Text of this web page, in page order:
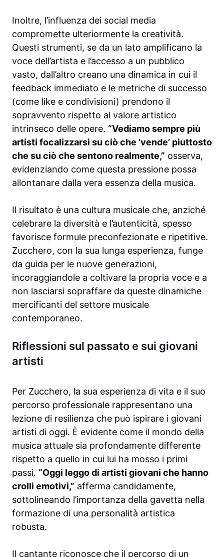
Inoltre, l’influenza dei social media
compromette ulteriormente la creatività.
Questi strumenti, se da un lato amplificano la
voce dell’artista e l’accesso a un pubblico
vasto, dall’altro creano una dinamica in cui il
feedback immediato e le metriche di successo
(come like e condivisioni) prendono il
sopravvento rispetto al valore artistico
intrinseco delle opere. “Vediamo sempre più
artisti focalizzarsi su ciò che ‘vende’ piuttosto
che su ciò che sentono realmente,” osserva,
evidenziando come questa pressione possa
allontanare dalla vera essenza della musica.
Il risultato è una cultura musicale che, anziché
celebrare la diversità e l’autenticità, spesso
favorisce formule preconfezionate e ripetitive.
Zucchero, con la sua lunga esperienza, funge
da guida per le nuove generazioni,
incoraggiandole a coltivare la propria voce e a
non lasciarsi sopraffare da queste dinamiche
mercificanti del settore musicale
contemporaneo.
Riflessioni sul passato e sui giovani
artisti
Per Zucchero, la sua esperienza di vita e il suo
percorso professionale rappresentano una
lezione di resilienza che può ispirare i giovani
artisti di oggi. È evidente come il mondo della
musica attuale sia profondamente differente
rispetto a quello in cui lui ha mosso i primi
passi. “Oggi leggo di artisti giovani che hanno
crolli emotivi,” afferma candidamente,
sottolineando l’importanza della gavetta nella
formazione di una personalità artistica
robusta.
Il cantante riconosce che il percorso di un